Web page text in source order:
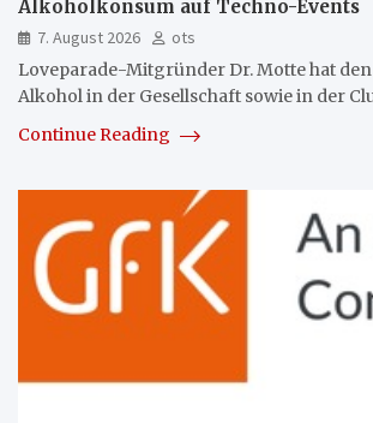
Alkoholkonsum auf Techno-Events
7. August 2026
ots
Loveparade-Mitgründer Dr. Motte hat
Alkohol in der Gesellschaft sowie in der
Continue Reading